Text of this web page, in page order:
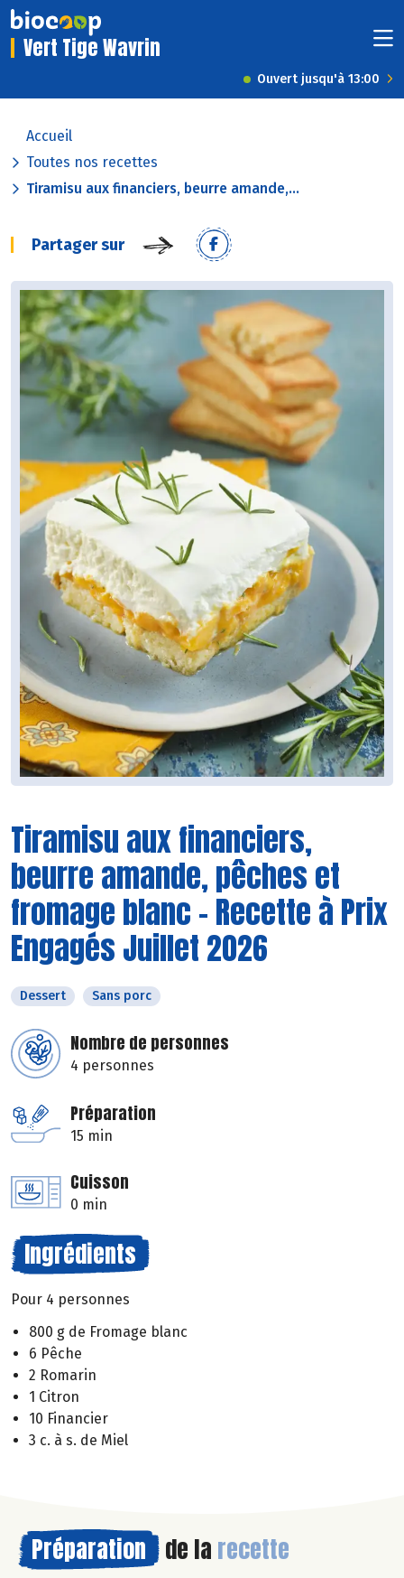
Vert Tige Wavrin
Ouvert jusqu'à 13:00
Accueil
Toutes nos recettes
Tiramisu aux financiers, beurre amande,...
Partager sur
Tiramisu aux financiers,
beurre amande, pêches et
fromage blanc - Recette à Prix
Engagés Juillet 2026
Dessert Sans porc
Nombre de personnes
4 personnes
Préparation
15 min
Cuisson
0 min
Ingrédients
Pour 4 personnes
800 g de Fromage blanc
6 Pêche
2 Romarin
1 Citron
10 Financier
3 c. à s. de Miel
Préparation de la recette